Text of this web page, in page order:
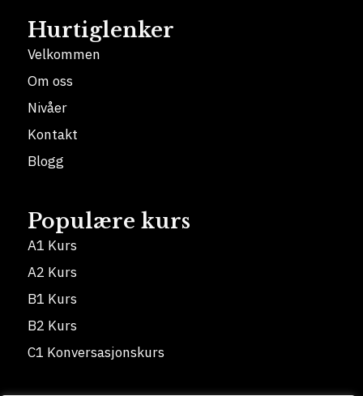
Hurtiglenker
Velkommen
Om oss
Nivåer
Kontakt
Blogg
Populære kurs
A1 Kurs
A2 Kurs
B1 Kurs
B2 Kurs
C1 Konversasjonskurs